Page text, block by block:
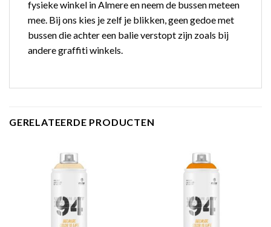
fysieke winkel in Almere en neem de bussen meteen
mee. Bij ons kies je zelf je blikken, geen gedoe met
bussen die achter een balie verstopt zijn zoals bij
andere graffiti winkels.
GERELATEERDE PRODUCTEN